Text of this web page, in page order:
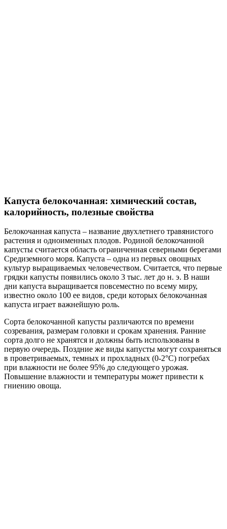
Капуста белокочанная: химический состав,
калорийность, полезные свойства
Белокочанная капуста – название двухлетнего травянистого
растения и одноименных плодов. Родиной белокочанной
капусты считается область ограниченная северными берегами
Средиземного моря. Капуста – одна из первых овощных
культур выращиваемых человечеством. Считается, что первые
грядки капусты появились около 3 тыс. лет до н. э. В наши
дни капуста выращивается повсеместно по всему миру,
известно около 100 ее видов, среди которых белокочанная
капуста играет важнейшую роль.
Сорта белокочанной капусты различаются по времени
созревания, размерам головки и срокам хранения. Ранние
сорта долго не хранятся и должны быть использованы в
первую очередь. Поздние же виды капусты могут сохраняться
в проветриваемых, темных и прохладных (0-2°С) погребах
при влажности не более 95% до следующего урожая.
Повышение влажности и температуры может привести к
гниению овоща.